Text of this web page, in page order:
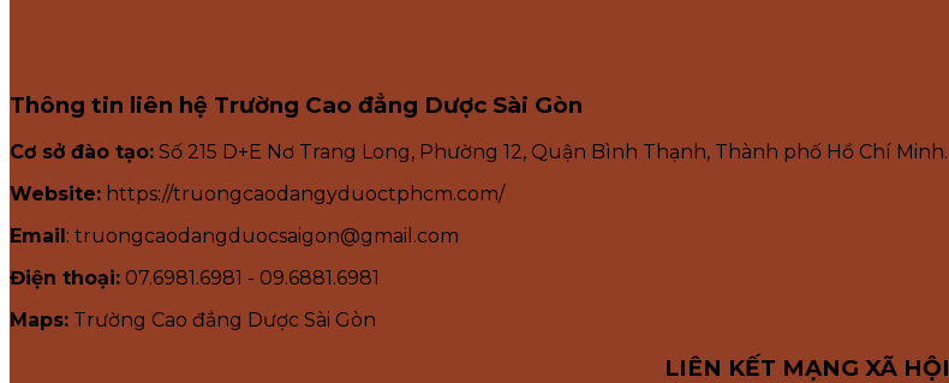
Thông tin liên hệ Trường Cao đẳng Dược Sài Gòn
Cơ sở đào tạo: Số 215 D+E Nơ Trang Long, Phường 12, Quận Bình Thạnh, Thành phố Hồ Chí Minh.
Website: https://truongcaodangyduoctphcm.com/
Email : truongcaodangduocsaigon@gmail.com
Điện thoại: 07.6981.6981 - 09.6881.6981
Maps: Trường Cao đẳng Dược Sài Gòn
LIÊN KẾT MẠNG XÃ HỘI